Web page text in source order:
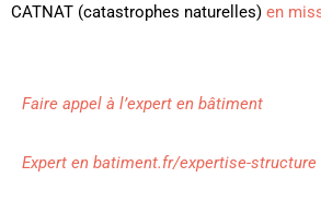
CATNAT (catastrophes naturelles) en
Faire appel à l’expert en bâtiment
Expert en batiment.fr/expertise-structure